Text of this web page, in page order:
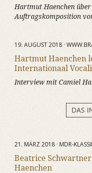
Hartmut Haenchen
Auftragskomposition
19. AUGUST 2018 ·
Hartmut Haenchen
Internationaal
Interview mit Camiel
DAS
21. MÄRZ 2018 · MDR-
Beatrice
Haenchen